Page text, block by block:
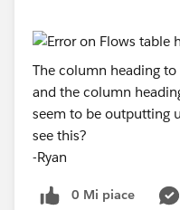
The column heading
and the column
seem to be outputting
see this?
-Ryan
0 Mi piace